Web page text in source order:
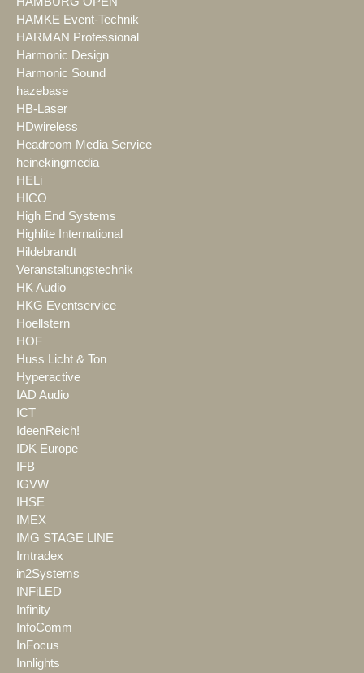
HAMKE Event-Technik
HARMAN Professional
Harmonic Design
Harmonic Sound
hazebase
HB-Laser
HDwireless
Headroom Media Service
heinekingmedia
HELi
HICO
High End Systems
Highlite International
Hildebrandt
Veranstaltungstechnik
HK Audio
HKG Eventservice
Hoellstern
HOF
Huss Licht & Ton
Hyperactive
IAD Audio
ICT
IdeenReich!
IDK Europe
IFB
IGVW
IHSE
IMEX
IMG STAGE LINE
Imtradex
in2Systems
INFiLED
Infinity
InfoComm
InFocus
Innlights